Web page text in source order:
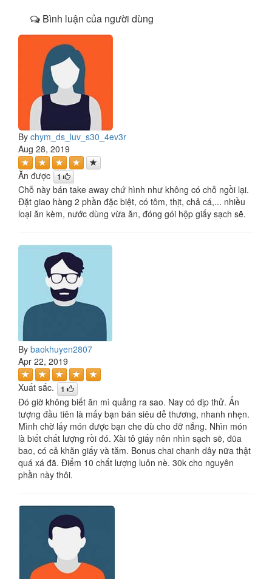
Bình luận của người dùng
By chym_ds_luv_s30_4ev3r
Aug 28, 2019
Ăn được 1
Chỗ này bán take away chứ hình như không có chỗ ngồi lại.
Đặt giao hàng 2 phần đặc biệt, có tôm, thịt, chả cá,... nhiều
loại ăn kèm, nước dùng vừa ăn, đóng gói hộp giấy sạch sẽ.
By baokhuyen2807
Apr 22, 2019
Xuất sắc. 1
Đó giờ không biết ăn mì quảng ra sao. Nay có dịp thử. Ấn
tượng đầu tiên là mấy bạn bán siêu dễ thương, nhanh nhẹn.
Mình chờ lấy món được bạn che dù cho đỡ nắng. Nhìn món
là biết chất lượng rồi đó. Xài tô giấy nên nhìn sạch sẽ, đũa
bao, có cả khăn giấy và tăm. Bonus chai chanh dây nữa thật
quá xá đã. Điểm 10 chất lượng luôn nè. 30k cho nguyên
phần này thôi.